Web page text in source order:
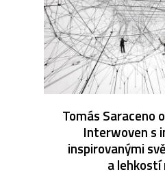
Tomás Saraceno
Interwoven s
inspirovanými
a lehkostí